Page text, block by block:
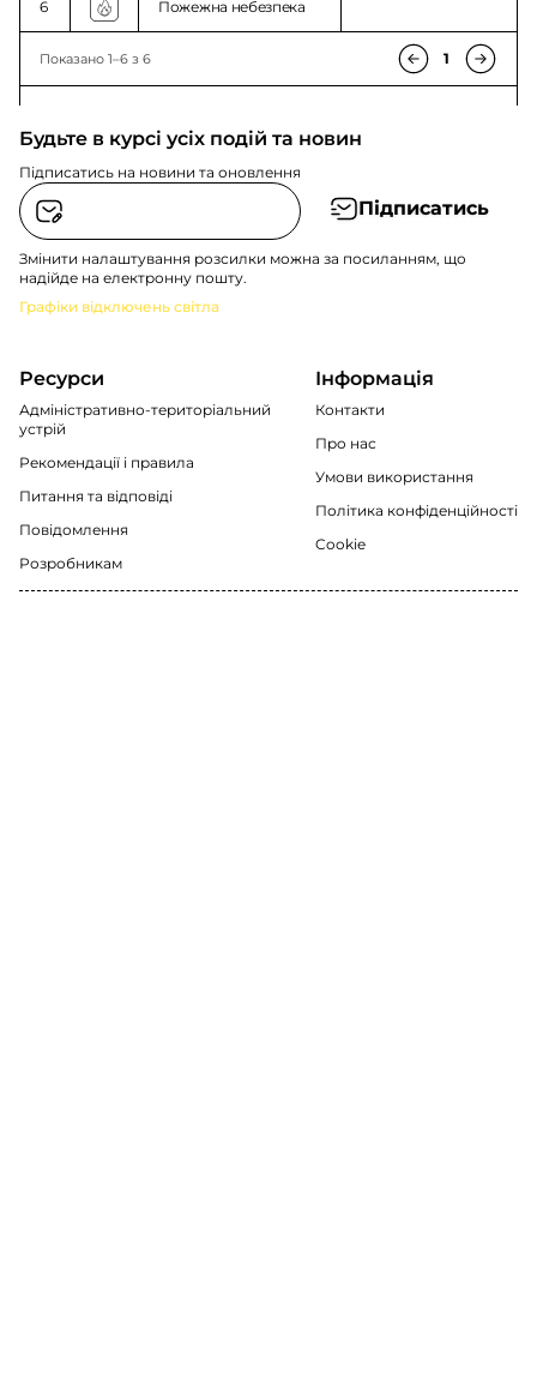
6 Пожежна небезпека
Показано 1–6 з 6 1
Будьте в курсі усіх подій та новин
Підписатись на новини та оновлення
Підписатись
Змінити налаштування розсилки можна за посиланням, що
надійде на електронну пошту.
Графіки відключень світла
Ресурси
Адміністративно-територіальний
устрій
Рекомендації i правила
Питання та відповіді
Повідомлення
Розробникам
Інформація
Контакти
Про нас
Умови використання
Політика конфіденційності
Cookie